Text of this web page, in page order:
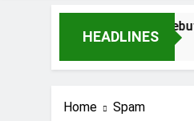
HEADLINES
Antara Kebutuhan Hidup
Home Spam